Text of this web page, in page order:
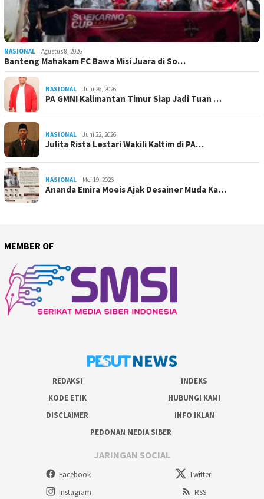
NASIONAL Agustus 8, 2026
Banteng Mahakam FC Bawa Misi Juara di So…
NASIONAL Juni 26, 2026
PA GMNI Kalimantan Timur Siap Jadi Tuan …
NASIONAL Juni 22, 2026
Julita Rista Lestari Wakili Kaltim di PA…
NASIONAL Mei 19, 2026
Ananda Emira Moeis Ajak Desainer Muda Ka…
MEMBER OF
REDAKSI
INDEKS
KODE ETIK
HUBUNGI KAMI
DISCLAIMER
INFO IKLAN
PEDOMAN MEDIA SIBER
JARINGAN SOCIAL
Facebook
Twitter
Instagram
RSS